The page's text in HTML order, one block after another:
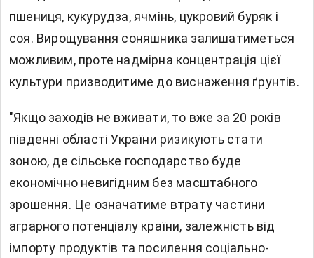
пшениця, кукурудза, ячмінь, цукровий буряк і
соя. Вирощування соняшника залишатиметься
можливим, проте надмірна концентрація цієї
культури призводитиме до виснаження ґрунтів.
"Якщо заходів не вживати, то вже за 20 років
південні області України ризикують стати
зоною, де сільське господарство буде
економічно невигідним без масштабного
зрошення. Це означатиме втрату частини
аграрного потенціалу країни, залежність від
імпорту продуктів та посилення соціально-